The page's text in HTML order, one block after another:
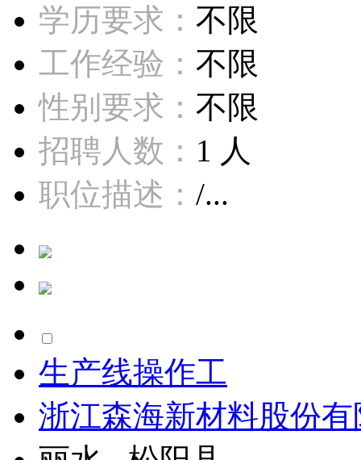
学历要求： 不限
工作经验： 不限
性别要求： 不限
招聘人数： 1 人
职位描述： /...
生产线操作工
浙江森海新材料股份